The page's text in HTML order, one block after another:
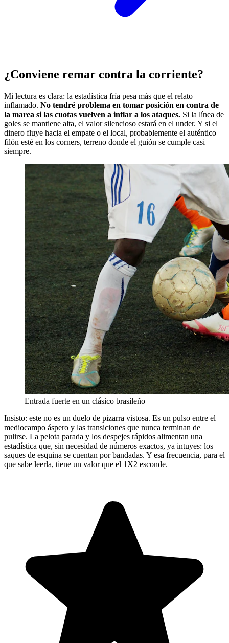
¿Conviene remar contra la corriente?
Mi lectura es clara: la estadística fría pesa más que el relato
inflamado. No tendré problema en tomar posición en contra de
la marea si las cuotas vuelven a inflar a los ataques. Si la línea de
goles se mantiene alta, el valor silencioso estará en el under. Y si el
dinero fluye hacia el empate o el local, probablemente el auténtico
filón esté en los corners, terreno donde el guión se cumple casi
siempre.
Entrada fuerte en un clásico brasileño
Insisto: este no es un duelo de pizarra vistosa. Es un pulso entre el
mediocampo áspero y las transiciones que nunca terminan de
pulirse. La pelota parada y los despejes rápidos alimentan una
estadística que, sin necesidad de números exactos, ya intuyes: los
saques de esquina se cuentan por bandadas. Y esa frecuencia, para el
que sabe leerla, tiene un valor que el 1X2 esconde.